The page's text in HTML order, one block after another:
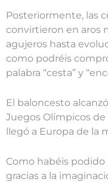
Posteriormente, las
convirtieron en aros
agujeros hasta
como podréis
palabra “cesta” y
El baloncesto
Juegos Olímpicos de
llegó a Europa de la
Como habéis
gracias a la